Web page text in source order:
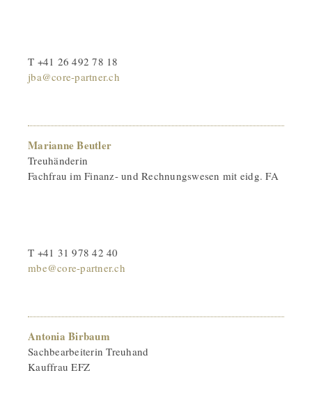
T +41 26 492 78 18
jba@core-partner.ch
Marianne Beutler
Treuhänderin
Fachfrau im Finanz- und Rechnungswesen mit eidg. FA
T +41 31 978 42 40
mbe@core-partner.ch
Antonia Birbaum
Sachbearbeiterin Treuhand
Kauffrau EFZ